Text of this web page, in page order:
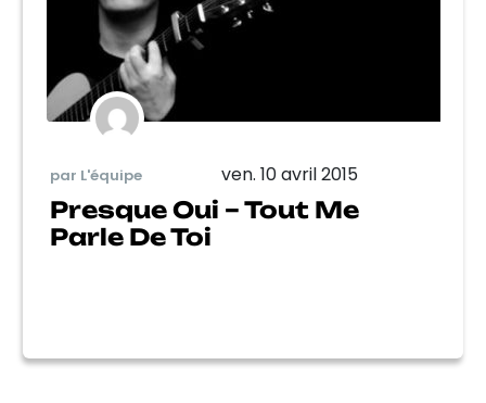
par L'équipe ven. 10 avril 2015
Presque Oui – Tout Me
Parle De Toi